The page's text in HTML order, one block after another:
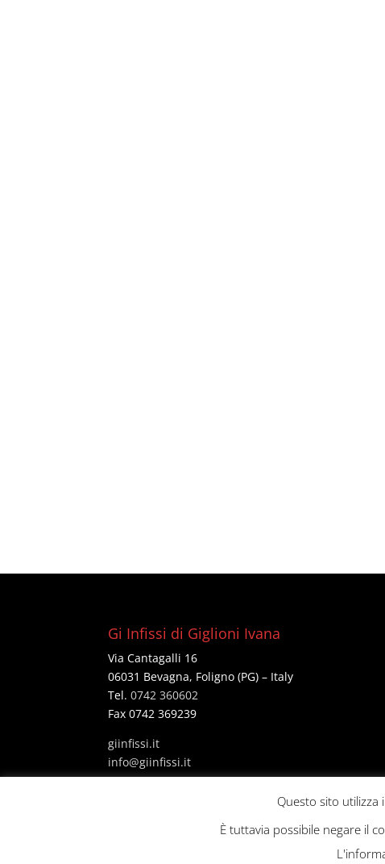
Gi Infissi di Giglioni Ivana
Via Cantagalli 16
06031 Bevagna, Foligno (PG) – Italy
Tel.0742 360602
Fax 0742 369239
giinfissi.it
ti.issifniig
@ofni
Questo sito utilizza
È tuttavia possibile negare il